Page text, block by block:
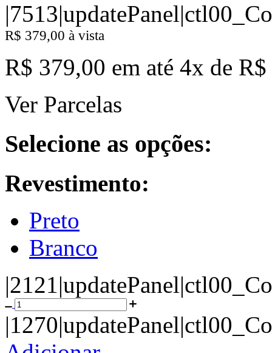
R$ 379,00 à vista
R$ 379,00 em até 4x de
Ver Parcelas
Selecione as opções:
Revestimento:
Preto
Branco